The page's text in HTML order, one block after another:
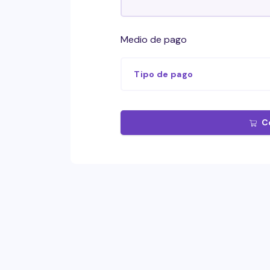
Medio de pago
Tipo de pago